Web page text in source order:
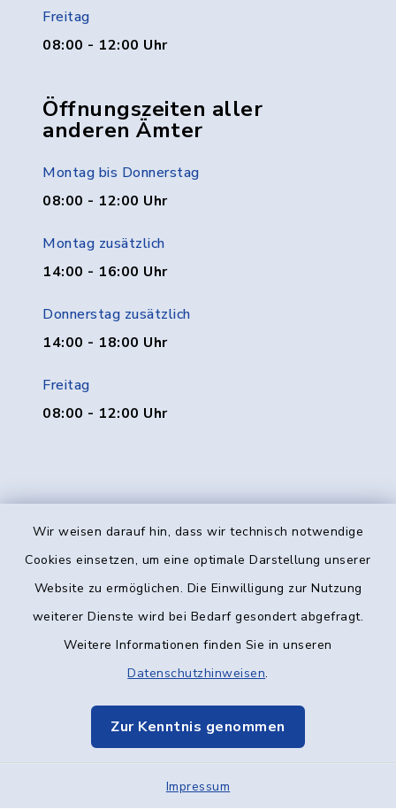
Wir weisen darauf hin, dass wir technisch notwendige
Cookies einsetzen, um eine optimale Darstellung unserer
Website zu ermöglichen. Die Einwilligung zur Nutzung
weiterer Dienste wird bei Bedarf gesondert abgefragt.
Weitere Informationen finden Sie in unseren
Datenschutzhinweisen.
Zur Kenntnis genommen
Impressum
Freitag
08:00 - 12:00 Uhr
Öffnungszeiten aller
anderen Ämter
Montag bis Donnerstag
08:00 - 12:00 Uhr
Montag zusätzlich
14:00 - 16:00 Uhr
Donnerstag zusätzlich
14:00 - 18:00 Uhr
Freitag
08:00 - 12:00 Uhr
Kontakt
Datenschutz
Elektronische Kommunikation
Sitemap